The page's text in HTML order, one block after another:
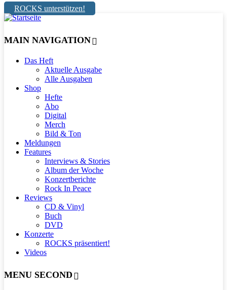
ROCKS unterstützen!
MAIN NAVIGATION
Das Heft
Aktuelle Ausgabe
Alle Ausgaben
Shop
Hefte
Abo
Digital
Merch
Bild & Ton
Meldungen
Features
Interviews & Stories
Album der Woche
Konzertberichte
Rock In Peace
Reviews
CD & Vinyl
Buch
DVD
Konzerte
ROCKS präsentiert!
Videos
MENU SECOND